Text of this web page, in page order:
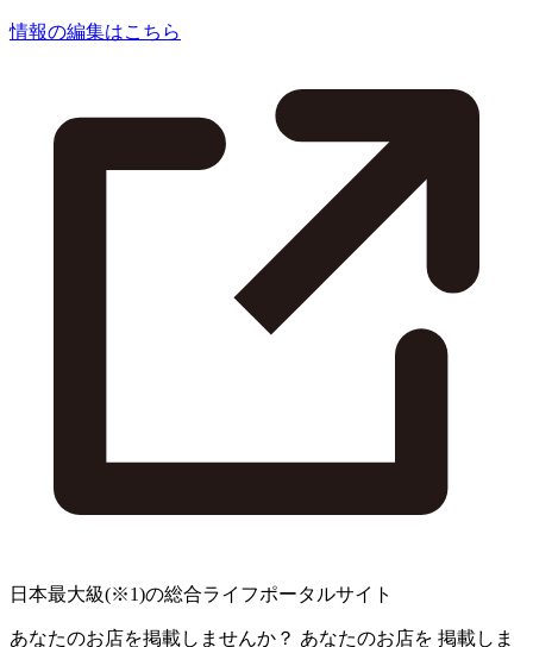
情報の編集はこちら
日本最大級(※1)の総合ライフポータルサイト
あなたのお店を掲載しませんか？ あなたのお店を 掲載しま